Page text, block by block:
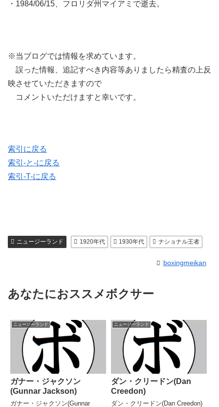
・1984/06/15、フロリダ州マイアミで逝去。
※当ブログでは情報を求めています。
誤った情報、追記すべき内容等ありましたら精査の上反
映させていただきますので
コメントいただけますと幸いです。
索引に戻る
索引-と-に戻る
索引-T-に戻る
ニュージーランド 1920年代 1930年代 ナショナル王者
boxingmeikan
あなたにおススメボクサー
ニュージーランド
ガナー・ジャクソン
(Gunnar Jackson)
ガナー・ジャクソン(Gunnar
ニュージーランド
ダン・クリードン(Dan
Creedon)
ダン・クリードン(Dan Creedon)